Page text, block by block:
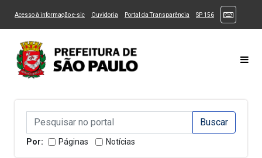
Ir ao Conteúdo Ir para menu principal Ir para busca 3
Alternar Alto Contraste
Acesso à informação e-sic(Link para um novo sítio)
Ouvidoria (Link para um novo sítio)
Portal da Transparência (Link para um novo sítio)
SP 156(Link para um
Campo de Busca de informações
Campo de Busca de informações Enviar a Busca
Por: Páginas Notícias